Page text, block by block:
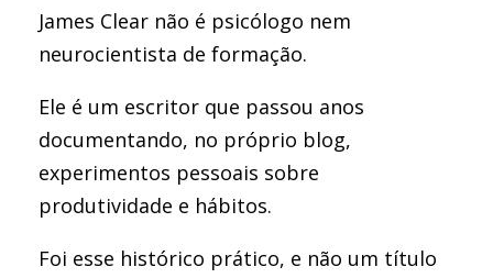
James Clear não é psicólogo nem
neurocientista de formação.
Ele é um escritor que passou anos
documentando, no próprio blog,
experimentos pessoais sobre
produtividade e hábitos.
Foi esse histórico prático, e não um título